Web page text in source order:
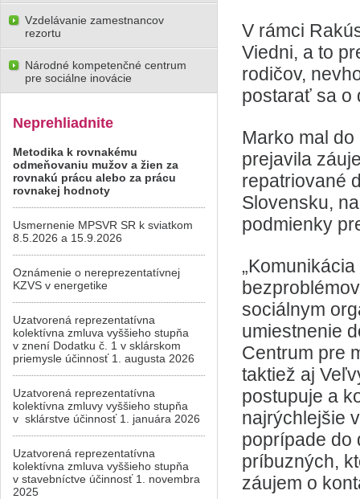
V rámci
Viedni, a to
rodičov,
postarať sa o
Marko mal
prejavila
repatriované
Slovensku,
podmienky
sociálnym
umiestnenie
Centrum pre
taktiež aj
postupuje a
najrýchlejšie
poprípade do
príbuzných,
záujem o
Vzdelávanie zamestnancov
rezortu
Národné kompetenčné centrum
pre sociálne inovácie
Neprehliadnite
Metodika k rovnakému
odmeňovaniu mužov a žien za
rovnakú prácu alebo za prácu
rovnakej hodnoty
Usmernenie MPSVR SR k sviatkom
8.5.2026 a 15.9.2026
Oznámenie o nereprezentatívnej
KZVS v energetike
Uzatvorená reprezentatívna
kolektívna zmluva vyššieho stupňa
v znení Dodatku č. 1 v sklárskom
priemysle účinnosť 1. augusta 2026
Uzatvorená reprezentatívna
kolektívna zmluvy vyššieho stupňa
v sklárstve účinnosť 1. januára 2026
Uzatvorená reprezentatívna
kolektívna zmluva vyššieho stupňa
v stavebníctve účinnosť 1. novembra
2025